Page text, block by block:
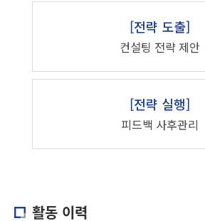
[전략 도출]
컨설팅 전략 제안
[전략 실행]
피드백 사후관리
활동 이력